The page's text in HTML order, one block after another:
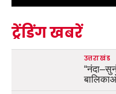
ट्रेंडिंग खबरें
उत्तराखंड